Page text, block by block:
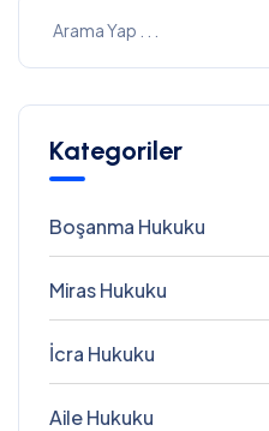
Kategoriler
Boşanma Hukuku
Miras Hukuku
İcra Hukuku
Aile Hukuku